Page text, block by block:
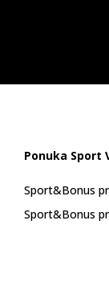
Ponuka Sport
Sport&Bonus
Sport&Bonus